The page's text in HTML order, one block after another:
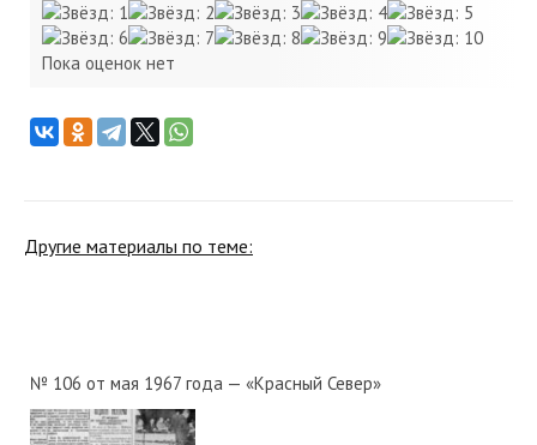
Пока оценок нет
Другие материалы по теме:
№ 106 от мая 1967 года — «Красный Север»